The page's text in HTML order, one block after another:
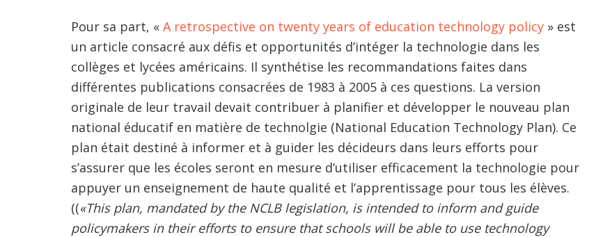
Pour sa part, « A retrospective on twenty years of education technology policy » est
un article consacré aux défis et opportunités d’intéger la technologie dans les
collèges et lycées américains. Il synthétise les recommandations faites dans
différentes publications consacrées de 1983 à 2005 à ces questions. La version
originale de leur travail devait contribuer à planifier et développer le nouveau plan
national éducatif en matière de technolgie (National Education Technology Plan). Ce
plan était destiné à informer et à guider les décideurs dans leurs efforts pour
s’assurer que les écoles seront en mesure d’utiliser efficacement la technologie pour
appuyer un enseignement de haute qualité et l’apprentissage pour tous les élèves.
((«This plan, mandated by the NCLB legislation, is intended to inform and guide
policymakers in their efforts to ensure that schools will be able to use technology